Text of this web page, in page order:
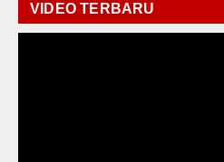
VIDEO TERBARU